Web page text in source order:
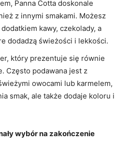
Panna Cotta doskonale
z innymi smakami. Możesz
kawy, czekolady, a
dodadzą świeżości i lekkości.
który prezentuje się równie
Często podawana jest z
owocami lub karmelem,
smak, ale także dodaje koloru i
wybór na zakończenie